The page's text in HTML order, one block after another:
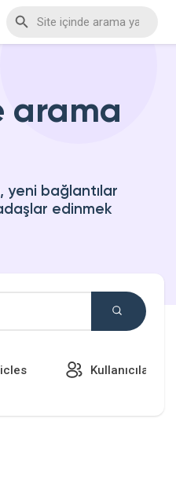
arama
yeni bağlantılar
edinmek
Kullanıcılar